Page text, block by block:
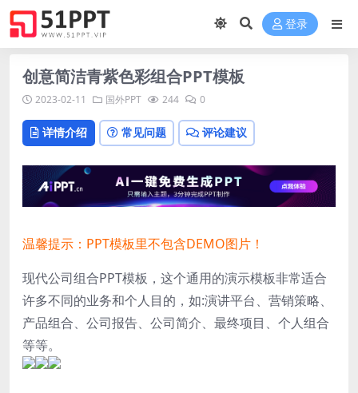
登录
创意简洁青紫色彩组合PPT模板
2023-02-11 国外PPT 244 0
详情介绍 常见问题 评论建议
温馨提示：PPT模板里不包含DEMO图片！
现代公司组合PPT模板，这个通用的演示模板非常适合
许多不同的业务和个人目的，如:演讲平台、营销策略、
产品组合、公司报告、公司简介、最终项目、个人组合
等等。